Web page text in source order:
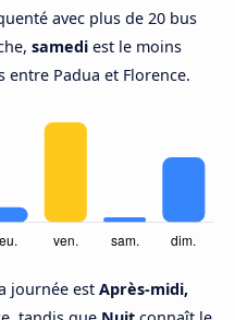
avec plus de 20 bus
samedi est le moins
entre Padua et Florence.
journée est Après-midi,